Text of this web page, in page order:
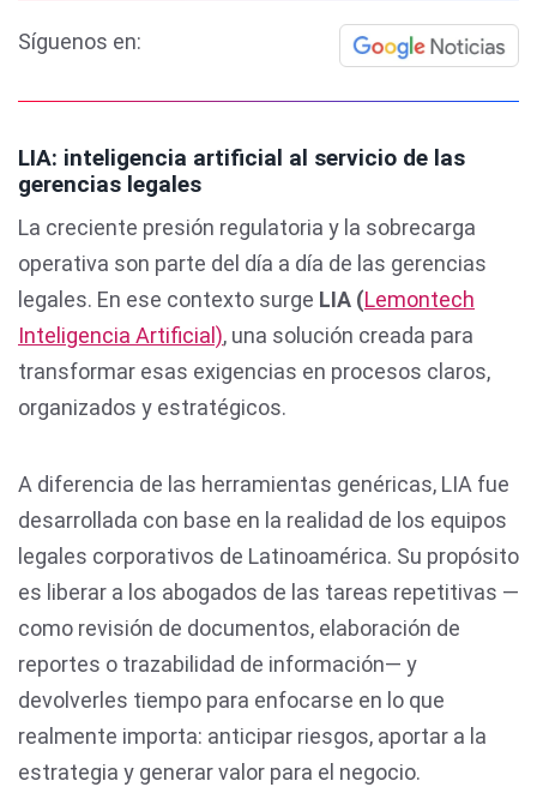
Síguenos en:
LIA: inteligencia artificial al servicio de las
gerencias legales
La creciente presión regulatoria y la sobrecarga
operativa son parte del día a día de las gerencias
legales. En ese contexto surge LIA (Lemontech
Inteligencia Artificial), una solución creada para
transformar esas exigencias en procesos claros,
organizados y estratégicos.
A diferencia de las herramientas genéricas, LIA fue
desarrollada con base en la realidad de los equipos
legales corporativos de Latinoamérica. Su propósito
es liberar a los abogados de las tareas repetitivas —
como revisión de documentos, elaboración de
reportes o trazabilidad de información— y
devolverles tiempo para enfocarse en lo que
realmente importa: anticipar riesgos, aportar a la
estrategia y generar valor para el negocio.